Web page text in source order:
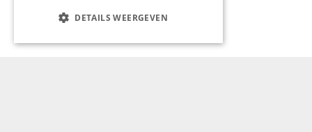
DETAILS WEERGEVEN